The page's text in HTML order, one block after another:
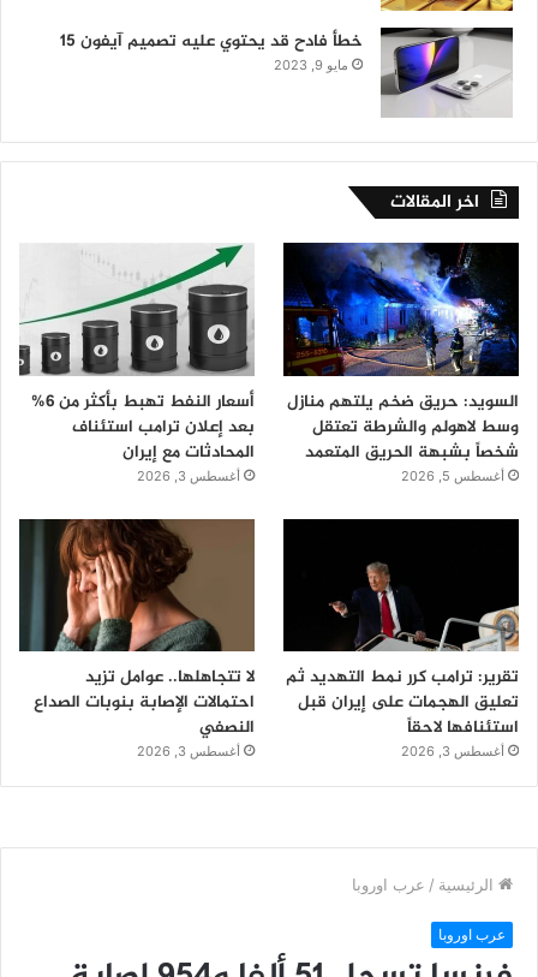
خطأ فادح قد يحتوي عليه تصميم آيفون 15
مايو 9, 2023
اخر المقالات
السويد: حريق ضخم يلتهم منازل
وسط لاهولم والشرطة تعتقل
شخصاً بشبهة الحريق المتعمد
أغسطس 5, 2026
أسعار النفط تهبط بأكثر من 6%
بعد إعلان ترامب استئناف
المحادثات مع إيران
أغسطس 3, 2026
تقرير: ترامب كرر نمط التهديد ثم
تعليق الهجمات على إيران قبل
استئنافها لاحقاً
أغسطس 3, 2026
لا تتجاهلها.. عوامل تزيد
احتمالات الإصابة بنوبات الصداع
النصفي
أغسطس 3, 2026